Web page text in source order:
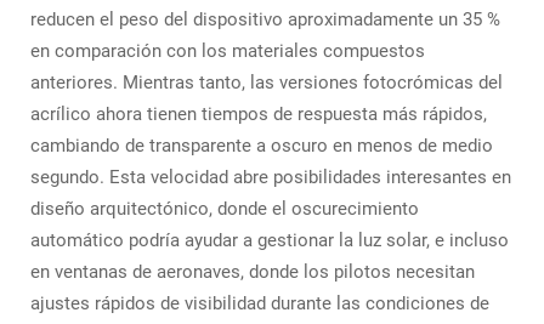
reducen el peso del dispositivo aproximadamente un 35 %
en comparación con los materiales compuestos
anteriores. Mientras tanto, las versiones fotocrómicas del
acrílico ahora tienen tiempos de respuesta más rápidos,
cambiando de transparente a oscuro en menos de medio
segundo. Esta velocidad abre posibilidades interesantes en
diseño arquitectónico, donde el oscurecimiento
automático podría ayudar a gestionar la luz solar, e incluso
en ventanas de aeronaves, donde los pilotos necesitan
ajustes rápidos de visibilidad durante las condiciones de